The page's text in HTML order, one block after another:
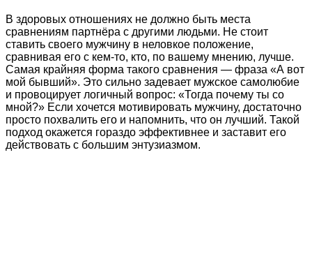
В здоровых отношениях не должно быть места
сравнениям партнёра с другими людьми. Не стоит
ставить своего мужчину в неловкое положение,
сравнивая его с кем-то, кто, по вашему мнению, лучше.
Самая крайняя форма такого сравнения — фраза «А вот
мой бывший». Это сильно задевает мужское самолюбие
и провоцирует логичный вопрос: «Тогда почему ты со
мной?» Если хочется мотивировать мужчину, достаточно
просто похвалить его и напомнить, что он лучший. Такой
подход окажется гораздо эффективнее и заставит его
действовать с большим энтузиазмом.